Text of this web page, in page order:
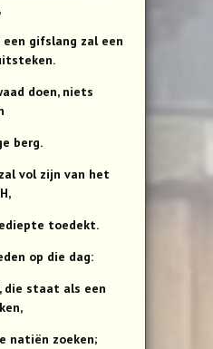
gifslang zal een
doen, niets
berg.
vol zijn van het
toedekt.
op die dag:
die staat als een
natiën zoeken;